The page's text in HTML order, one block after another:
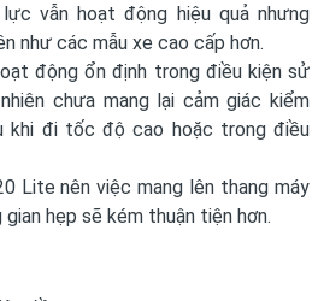
vẫn hoạt động hiệu quả nhưng
như các mẫu xe cao cấp hơn.
động ổn định trong điều kiện sử
chưa mang lại cảm giác kiểm
khi đi tốc độ cao hoặc trong điều
Lite nên việc mang lên thang máy
hẹp sẽ kém thuận tiện hơn.